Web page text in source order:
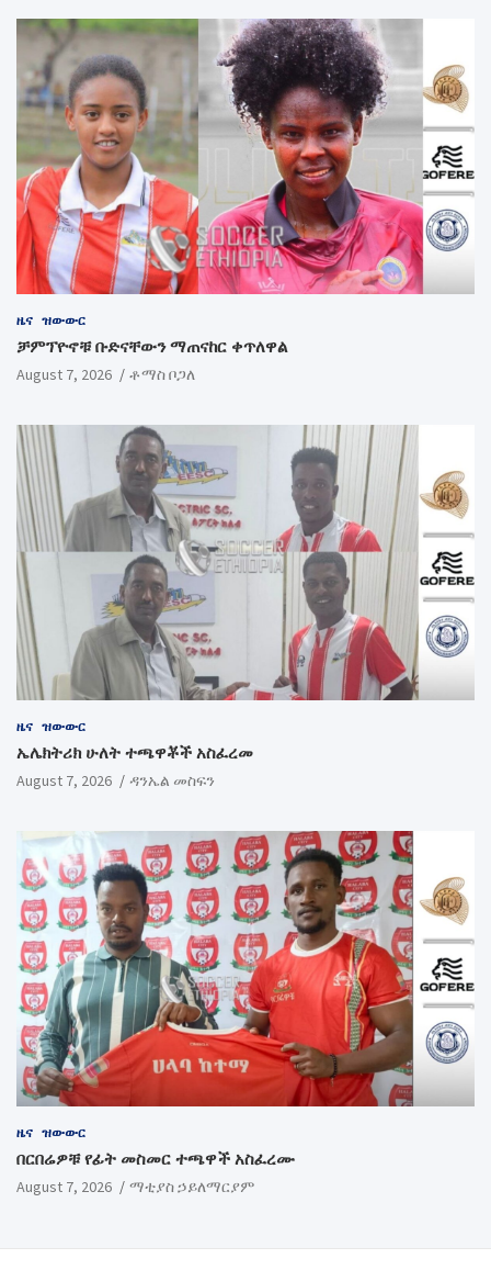
ዜና ዝውውር
ቻምፕዮኖቹ ቡድናቸውን ማጠናከር ቀጥለዋል
August 7, 2026 ቶማስ ቦጋለ
ዜና ዝውውር
ኤሌክትሪክ ሁለት ተጫዋቾች አስፈረመ
August 7, 2026 ዳንኤል መስፍን
ዜና ዝውውር
በርበሬዎቹ የፊት መስመር ተጫዋች አስፈረሙ
August 7, 2026 ማቲያስ ኃይለማርያም